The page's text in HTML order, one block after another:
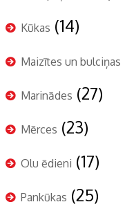
Kūkas (14)
Maizītes un bulciņas
Marinādes (27)
Mērces (23)
Olu ēdieni (17)
Pankūkas (25)